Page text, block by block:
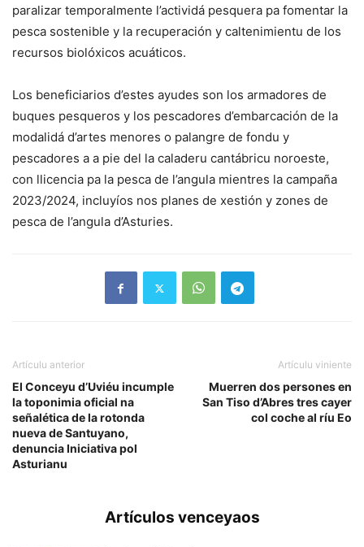
paralizar temporalmente l’actividá pesquera pa fomentar la
pesca sostenible y la recuperación y caltenimientu de los
recursos biolóxicos acuáticos.
Los beneficiarios d’estes ayudes son los armadores de
buques pesqueros y los pescadores d’embarcación de la
modalidá d’artes menores o palangre de fondu y
pescadores a a pie del la caladeru cantábricu noroeste,
con llicencia pa la pesca de l’angula mientres la campaña
2023/2024, incluyíos nos planes de xestión y zones de
pesca de l’angula d’Asturies.
Artículu anterior
El Conceyu d’Uviéu incumple
la toponimia oficial na
señalética de la rotonda
nueva de Santuyano,
denuncia Iniciativa pol
Asturianu
Artículu viniente
Muerren dos persones en
San Tiso d’Abres tres cayer
col coche al ríu Eo
Artículos venceyaos